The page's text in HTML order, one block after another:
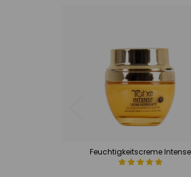
Feuchtigkeitscreme Intense